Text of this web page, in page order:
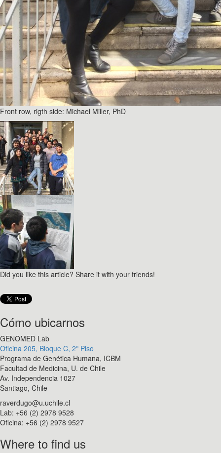
Front row, rigth side: Michael Miller, PhD
Did you like this article? Share it with your friends!
Cómo ubicarnos
GENOMED Lab
Oficina 205, Bloque C, 2º Piso
Programa de Genética Humana, ICBM
Facultad de Medicina, U. de Chile
Av. Independencia 1027
Santiago, Chile
raverdugo@u.uchile.cl
Lab: +56 (2) 2978 9528
Oficina: +56 (2) 2978 9527
Where to find us